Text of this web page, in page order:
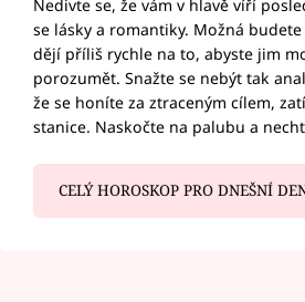
Nedivte se, že vám v hlavě víří
se lásky a romantiky. Možná
dějí příliš rychle na to, abyste jim
porozumět. Snažte se nebýt tak
že se honíte za ztraceným cílem,
stanice. Naskočte na palubu a
CELÝ HOROSKOP PRO DNEŠNÍ